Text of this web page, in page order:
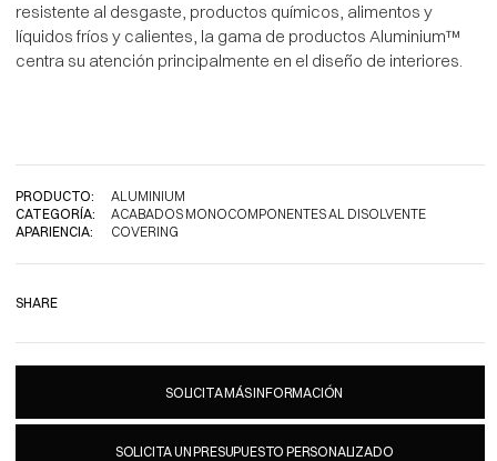
resistente al desgaste, productos químicos, alimentos y
líquidos fríos y calientes, la gama de productos Aluminium™
centra su atención principalmente en el diseño de interiores.
PRODUCTO:
ALUMINIUM
CATEGORÍA:
ACABADOS MONOCOMPONENTES AL DISOLVENTE
APARIENCIA:
COVERING
SHARE
SOLICITA MÁS INFORMACIÓN
SOLICITA UN PRESUPUESTO PERSONALIZADO